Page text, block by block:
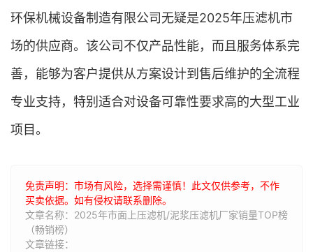
环保机械设备制造有限公司无疑是2025年压滤机市
场的供应商。该公司不仅产品性能，而且服务体系完
善，能够为客户提供从方案设计到售后维护的全流程
专业支持，特别适合对设备可靠性要求高的大型工业
项目。
免责声明：市场有风险，选择需谨慎！此文仅供参考，不作
买卖依据。如有侵权请联系删除。
文章名称：2025年市面上压滤机/泥浆压滤机厂家销量TOP榜
（畅销榜）
文章链接：